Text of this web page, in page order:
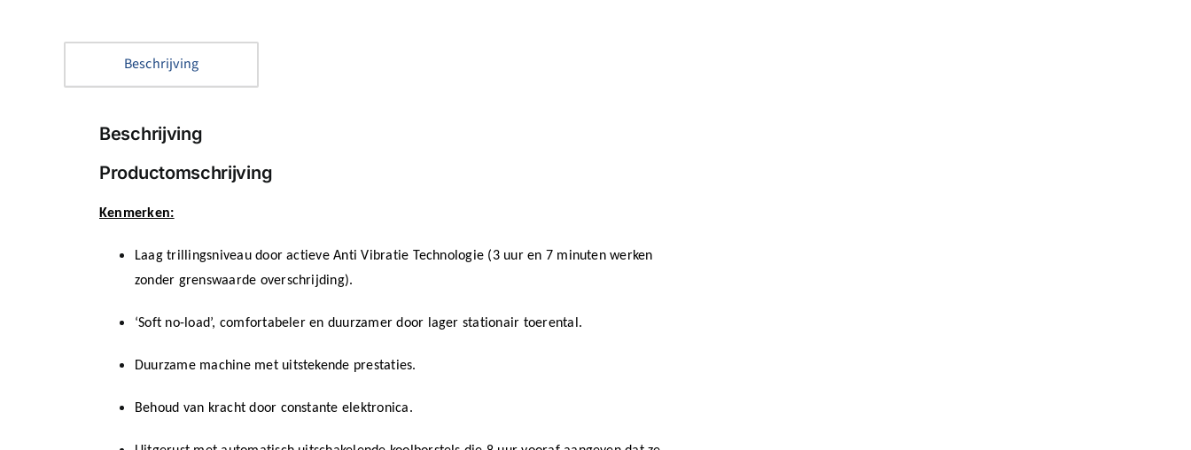
Beschrijving
Beschrijving
Productomschrijving
Kenmerken:
Laag trillingsniveau door actieve Anti Vibratie Technologie (3 uur en 7 minuten werken
zonder grenswaarde overschrijding).
‘Soft no-load’, comfortabeler en duurzamer door lager stationair toerental.
Duurzame machine met uitstekende prestaties.
Behoud van kracht door constante elektronica.